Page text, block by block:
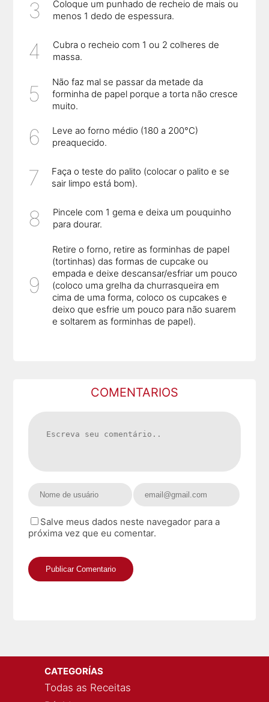
Coloque um punhado de recheio de mais ou
menos 1 dedo de espessura.
Cubra o recheio com 1 ou 2 colheres de
massa.
Não faz mal se passar da metade da
forminha de papel porque a torta não cresce
muito.
Leve ao forno médio (180 a 200°C)
preaquecido.
Faça o teste do palito (colocar o palito e se
sair limpo está bom).
Pincele com 1 gema e deixa um pouquinho
para dourar.
Retire o forno, retire as forminhas de papel
(tortinhas) das formas de cupcake ou
empada e deixe descansar/esfriar um pouco
(coloco uma grelha da churrasqueira em
cima de uma forma, coloco os cupcakes e
deixo que esfrie um pouco para não suarem
e soltarem as forminhas de papel).
COMENTARIOS
Salve meus dados neste navegador para a
próxima vez que eu comentar.
CATEGORÍAS
Todas as Receitas